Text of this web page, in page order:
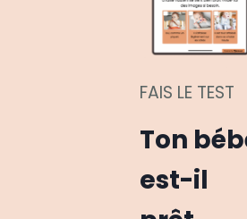
FAIS LE TEST
Ton
est-il